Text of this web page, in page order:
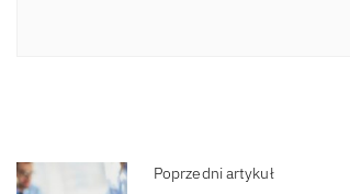
Poprzedni artykuł